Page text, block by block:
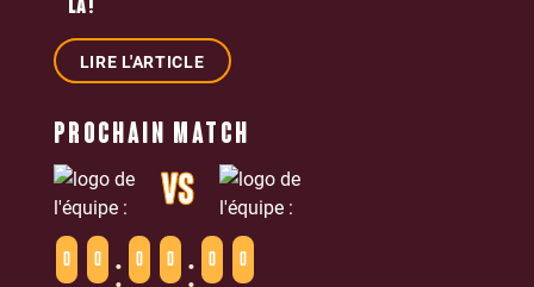
LÀ !
LIRE L'ARTICLE
PROCHAIN MATCH
0 0 : 0 0 : 0 0
VS